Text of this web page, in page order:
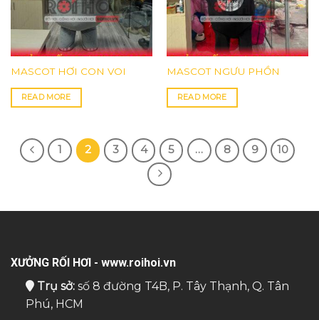
MASCOT HƠI CON VOI
READ MORE
MASCOT NGƯU PHỒN
READ MORE
1 2 3 4 5 … 8 9 10
XƯỞNG RỐI HƠI - www.roihoi.vn
Trụ sở:số 8 đường T4B, P. Tây Thạnh, Q. Tân
Phú, HCM